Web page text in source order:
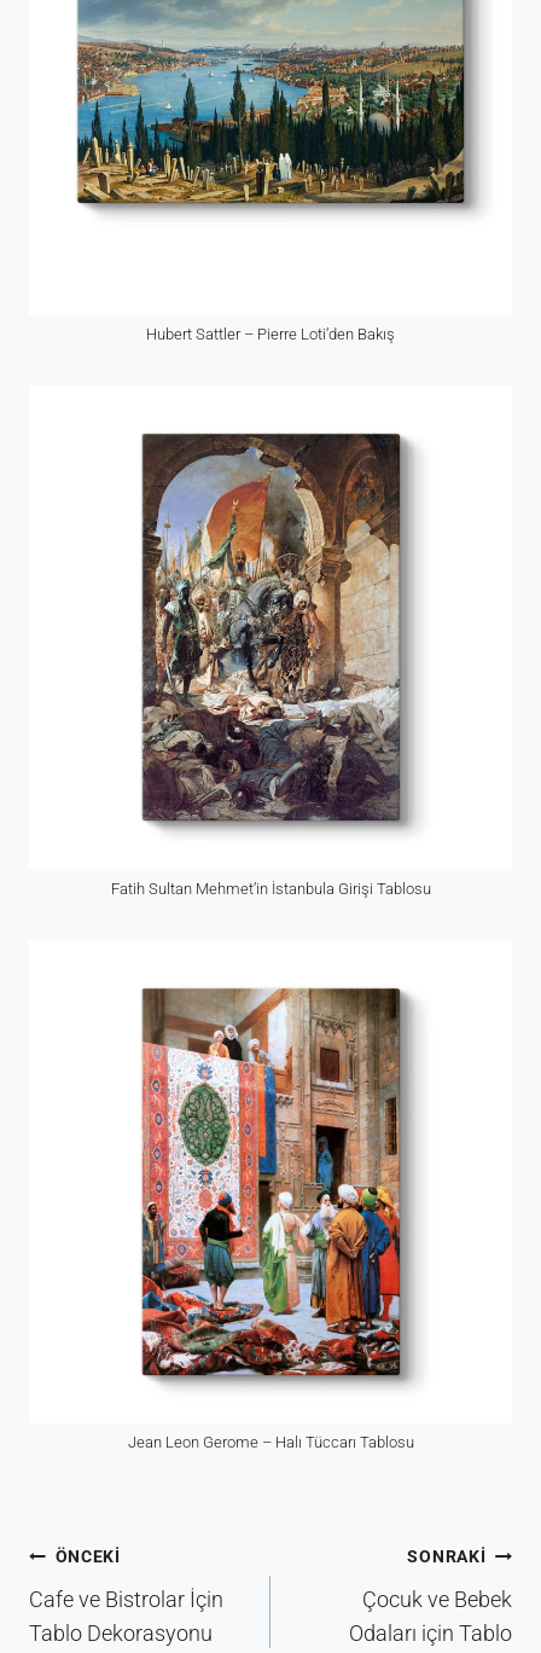
Hubert Sattler – Pierre Loti’den Bakış
Fatih Sultan Mehmet’in İstanbula Girişi Tablosu
Jean Leon Gerome – Halı Tüccarı Tablosu
Yazı
gezinmesi
ÖNCEKI
Cafe ve Bistrolar İçin
Tablo Dekorasyonu
SONRAKI
Çocuk ve Bebek
Odaları için Tablo